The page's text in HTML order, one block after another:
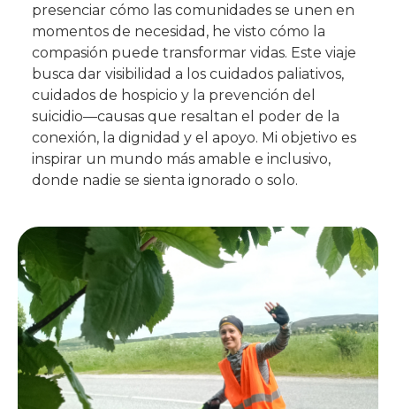
presenciar cómo las comunidades se unen en
momentos de necesidad, he visto cómo la
compasión puede transformar vidas. Este viaje
busca dar visibilidad a los cuidados paliativos,
cuidados de hospicio y la prevención del
suicidio—causas que resaltan el poder de la
conexión, la dignidad y el apoyo. Mi objetivo es
inspirar un mundo más amable e inclusivo,
donde nadie se sienta ignorado o solo.